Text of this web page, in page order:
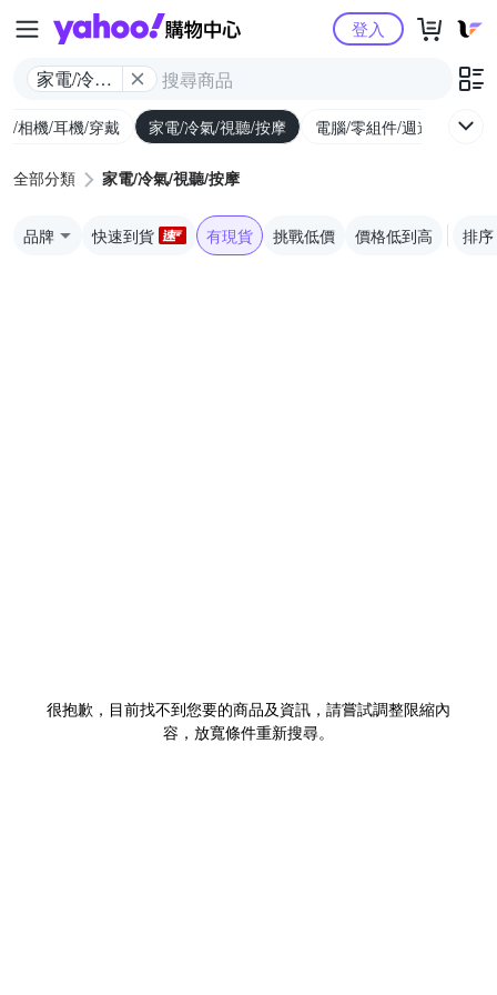
Yahoo購物中心
家電/冷氣/
登入
/相機/耳機/穿戴 家電/冷氣/視聽/按摩 電腦/零組件/週邊/遊戲
全部分類 家電/冷氣/視聽/按摩
品牌 快速到貨 有現貨 挑戰低價 價格低到高 排序
很抱歉，目前找不到您要的商品及資訊，請嘗試調整限縮內
容，放寬條件重新搜尋。